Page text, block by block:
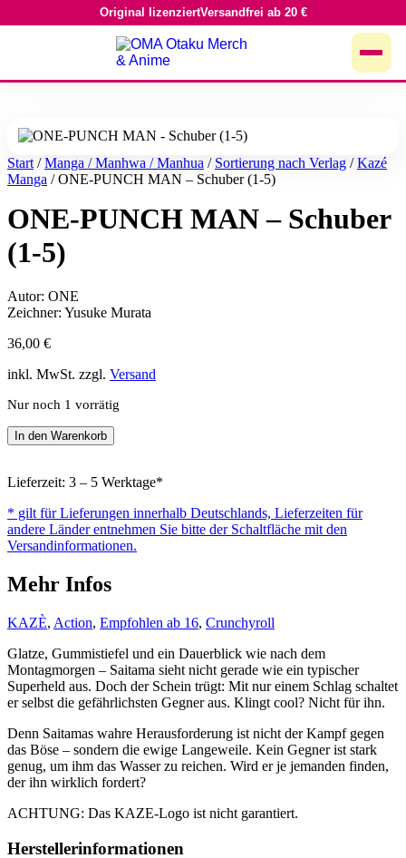
Inhalt
Original lizenziertVersandfrei ab 20 €
Start /Manga / Manhwa / Manhua / Sortierung nach Verlag /Kazé
Manga / ONE-PUNCH MAN – Schuber (1-5)
ONE-PUNCH MAN – Schuber
(1-5)
Autor: ONE
Zeichner: Yusuke Murata
36,00 €
inkl. MwSt. zzgl. Versand
Nur noch 1 vorrätig
ONE-
PUNCH
-
(1-
5)
Menge
In den Warenkorb
Lieferzeit: 3 – 5 Werktage*
* gilt für Lieferungen innerhalb Deutschlands, Lieferzeiten für
andere Länder entnehmen Sie bitte der Schaltfläche mit den
Versandinformationen.
Mehr Infos
KAZÈ, Action, Empfohlen ab 16, Crunchyroll
Glatze, Gummistiefel und ein Dauerblick wie nach dem
Montagmorgen – Saitama sieht nicht gerade wie ein typischer
Superheld aus. Doch der Schein trügt: Mit nur einem Schlag schaltet
er selbst die gefährlichsten Gegner aus. Klingt cool? Nicht für ihn.
Denn Saitamas wahre Herausforderung ist nicht der Kampf gegen
das Böse – sondern die ewige Langeweile. Kein Gegner ist stark
genug, um ihm das Wasser zu reichen. Wird er je jemanden finden,
der ihn wirklich fordert?
ACHTUNG: Das KAZE-Logo ist nicht garantiert.
Herstellerinformationen